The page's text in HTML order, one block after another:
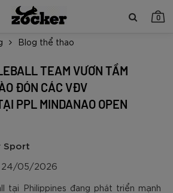
0
Blog thể thao
TEAM VƯƠN TẦM
ĐÓN CÁC VĐV
PPL MINDANAO OPEN
Sport
24/05/2026
tại Philippines đang phát triển mạnh